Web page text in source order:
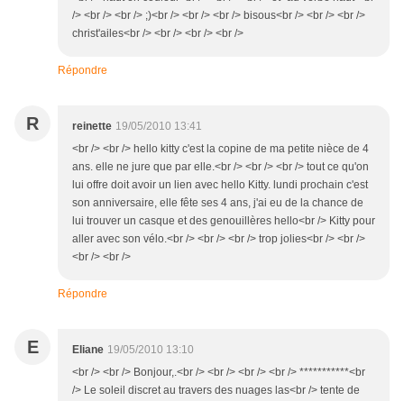
/> <br /> <br /> ;)<br /> <br /> <br /> bisous<br /> <br /> <br />
christ'ailes<br /> <br /> <br /> <br />
Répondre
R reinette 19/05/2010 13:41
<br /> <br /> hello kitty c'est la copine de ma petite nièce de 4
ans. elle ne jure que par elle.<br /> <br /> <br /> tout ce qu'on
lui offre doit avoir un lien avec hello Kitty. lundi prochain c'est
son anniversaire, elle fête ses 4 ans, j'ai eu de la chance de
lui trouver un casque et des genouillères hello<br /> Kitty pour
aller avec son vélo.<br /> <br /> <br /> trop jolies<br /> <br />
<br /> <br />
Répondre
E Eliane 19/05/2010 13:10
<br /> <br /> Bonjour,.<br /> <br /> <br /> <br /> ***********<br
/> Le soleil discret au travers des nuages las<br /> tente de